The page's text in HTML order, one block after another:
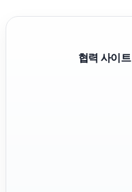
협력 사이트